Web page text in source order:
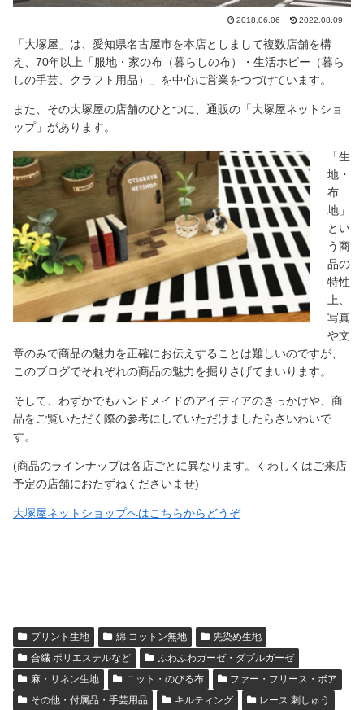
2018.06.06 2022.08.09
「大塚屋」は、愛知県名古屋市を本店としまして複数店舗を構
え、70年以上「服地・家の布（暮らしの布）・生活ホビー（暮ら
しの手芸、クラフト用品）」を中心に営業をつづけています。
また、その大塚屋の店舗のひとつに、通販の「大塚屋ネットショ
ップ」があります。
「生
地・
布
地」
とい
う商
品の
特性
上、
写真
や文
章のみで商品の魅力を正確にお伝えすることは難しいのですが、
このブログでそれぞれの商品の魅力を掘りさげてまいります。
そして、わずかでもハンドメイドのアイディアのきっかけや、商
品をご覧いただく際の参考にしていただけましたらさいわいで
す。
(商品のラインナップは各店ごとに異なります。くわしくはご来店
予定の店舗におたずねくださいませ)
大塚屋ネットショップへはこちらからどうぞ
プリント生地 綿 コットン無地
先染め生地
合繊 ポリエステルなど
ふわふわガーゼ・ダブルガーゼ
麻・リネン生地
ニット・のびる布
ファー・フリース・ボア
その他・付属品・手芸用品
キルティング
レース 刺しゅう